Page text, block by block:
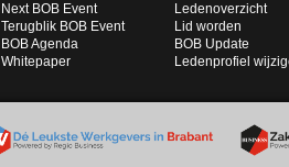
Next BOB Event
Terugblik BOB Event
BOB Agenda
Whitepaper
Ledenoverzicht
Lid worden
BOB Update
Ledenprofiel